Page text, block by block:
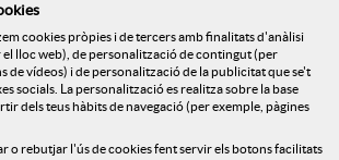
Política de cookies
Avís legal
Seguretat Online
Canal denúncies
cookies pròpies i de tercers amb finalitats d'anàlisi
lloc web), de personalització de contingut (per
de vídeos) i de personalització de la publicitat que se't
socials. La personalització es realitza sobre la base
dels teus hàbits de navegació (per exemple, pàgines
o rebutjar l'ús de cookies fent servir els botons facilitats